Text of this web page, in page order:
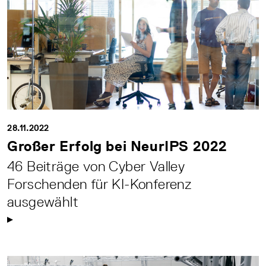
28.11.2022
Großer Erfolg bei NeurIPS 2022
46 Beiträge von Cyber Valley
Forschenden für KI-Konferenz
ausgewählt